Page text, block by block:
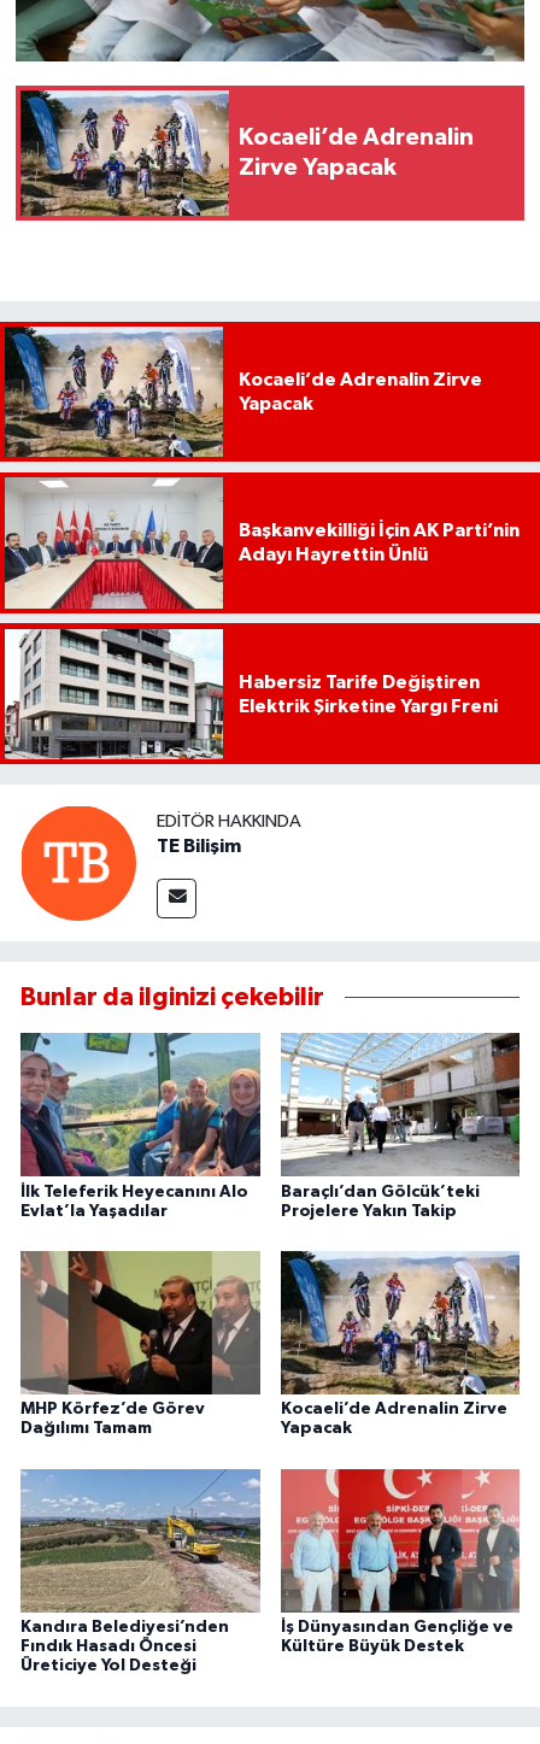
Kocaeli’de Adrenalin
Zirve Yapacak
Kocaeli’de Adrenalin Zirve
Yapacak
Başkanvekilliği İçin AK Parti’nin
Adayı Hayrettin Ünlü
Habersiz Tarife Değiştiren
Elektrik Şirketine Yargı Freni
EDITÖR HAKKINDA
TE Bilişim
Bunlar da ilginizi çekebilir
İlk Teleferik Heyecanını Alo
Evlat’la Yaşadılar
Baraçlı’dan Gölcük’teki
Projelere Yakın Takip
MHP Körfez’de Görev
Dağılımı Tamam
Kocaeli’de Adrenalin Zirve
Yapacak
Kandıra Belediyesi’nden
Fındık Hasadı Öncesi
Üreticiye Yol Desteği
İş Dünyasından Gençliğe ve
Kültüre Büyük Destek